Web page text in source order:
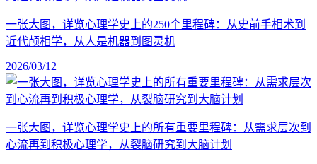
一张大图，详览心理学史上的250个里程碑：从史前手相术到
近代颅相学，从人是机器到图灵机
2026/03/12
一张大图，详览心理学史上的所有重要里程碑：从需求层次到
心流再到积极心理学，从裂脑研究到大脑计划